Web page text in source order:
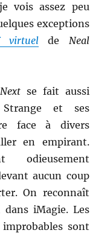
vois assez peu
exceptions
virtuelde Neal
se fait aussi
Strange et ses
face à divers
en empirant.
odieusement
aucun coup
On reconnaît
iMagie. Les
sont